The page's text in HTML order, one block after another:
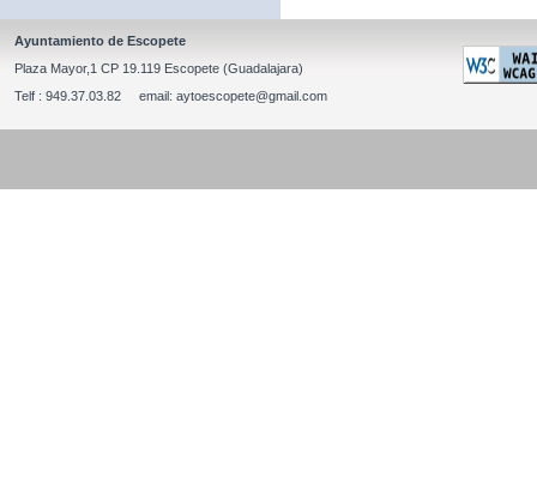
Ayuntamiento de Escopete
Plaza Mayor,1 CP 19.119 Escopete (Guadalajara)
Telf : 949.37.03.82 email: aytoescopete@gmail.com